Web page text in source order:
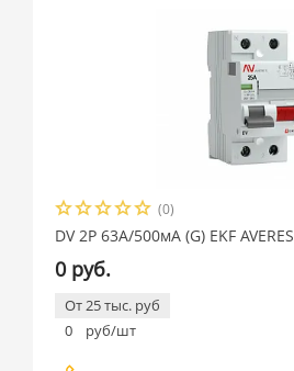
(0)
DV 2P 63А/500мА (G) EKF AVERES
0 руб.
От 25 тыс. руб
0
руб/шт